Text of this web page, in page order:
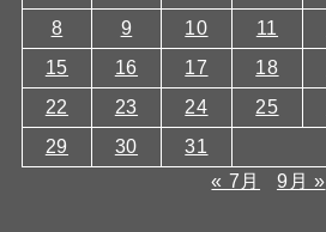
8
9 10 11
15
16 17 18
22
23 24 25
29
30
31
« 7月
9月 »